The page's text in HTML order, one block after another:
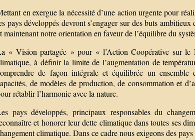
en exergue la nécessité d’une action urgente pour
pays développés devront s’engager sur des buts
maintenant notre orientation en faveur de l’équilibre du
« Vision partagée » pour « l’Action Coopérative sur
à définir la limite de l’augmentation de
de façon intégrale et équilibrée un ensemble
de modèles de production, de consommation et
rétablir l’harmonie avec la nature.
pays développés, principaux responsables du
et honorer leur dette climatique dans toutes ses
climatique. Dans ce cadre nous exigeons des